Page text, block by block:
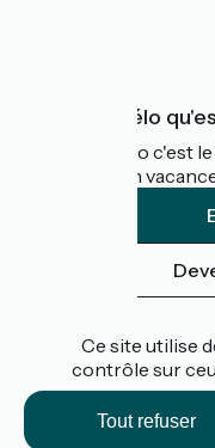
Accueil Vélo
Accueil Vélo c'est
cyclistes en
Espace pro / presse
Ce site utilise
contrôle sur
Tout refuser